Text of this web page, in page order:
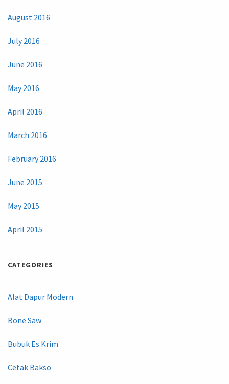
August 2016
July 2016
June 2016
May 2016
April 2016
March 2016
February 2016
June 2015
May 2015
April 2015
CATEGORIES
Alat Dapur Modern
Bone Saw
Bubuk Es Krim
Cetak Bakso